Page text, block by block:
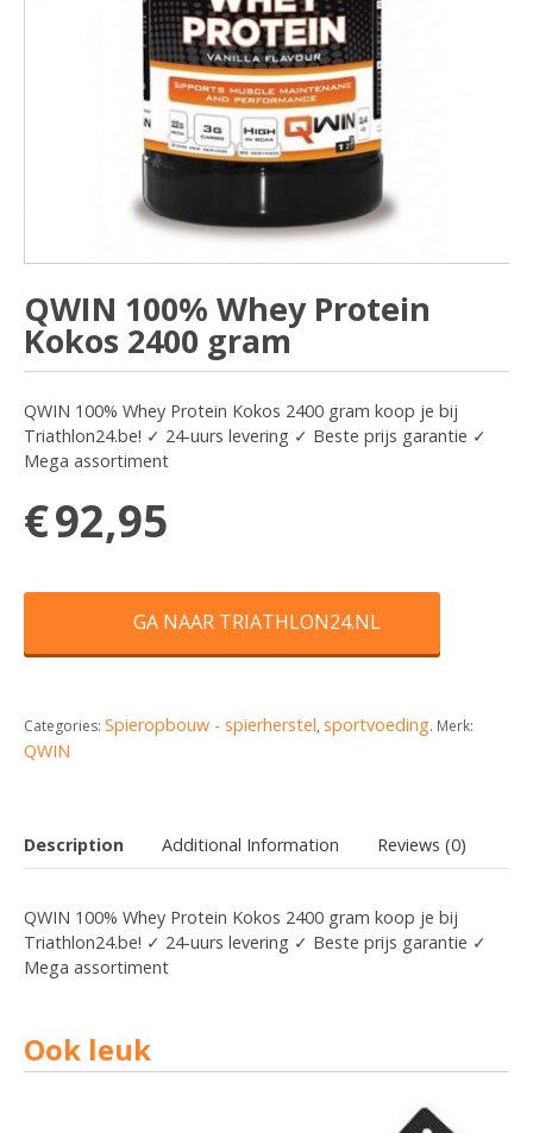
QWIN 100% Whey Protein
Kokos 2400 gram
QWIN 100% Whey Protein Kokos 2400 gram koop je bij
Triathlon24.be! ✓ 24-uurs levering ✓ Beste prijs garantie ✓
Mega assortiment
€92,95
GA NAAR TRIATHLON24.NL
Categories: Spieropbouw - spierherstel, sportvoeding. Merk:
QWIN
Description Additional Information Reviews (0)
QWIN 100% Whey Protein Kokos 2400 gram koop je bij
Triathlon24.be! ✓ 24-uurs levering ✓ Beste prijs garantie ✓
Mega assortiment
Ook leuk